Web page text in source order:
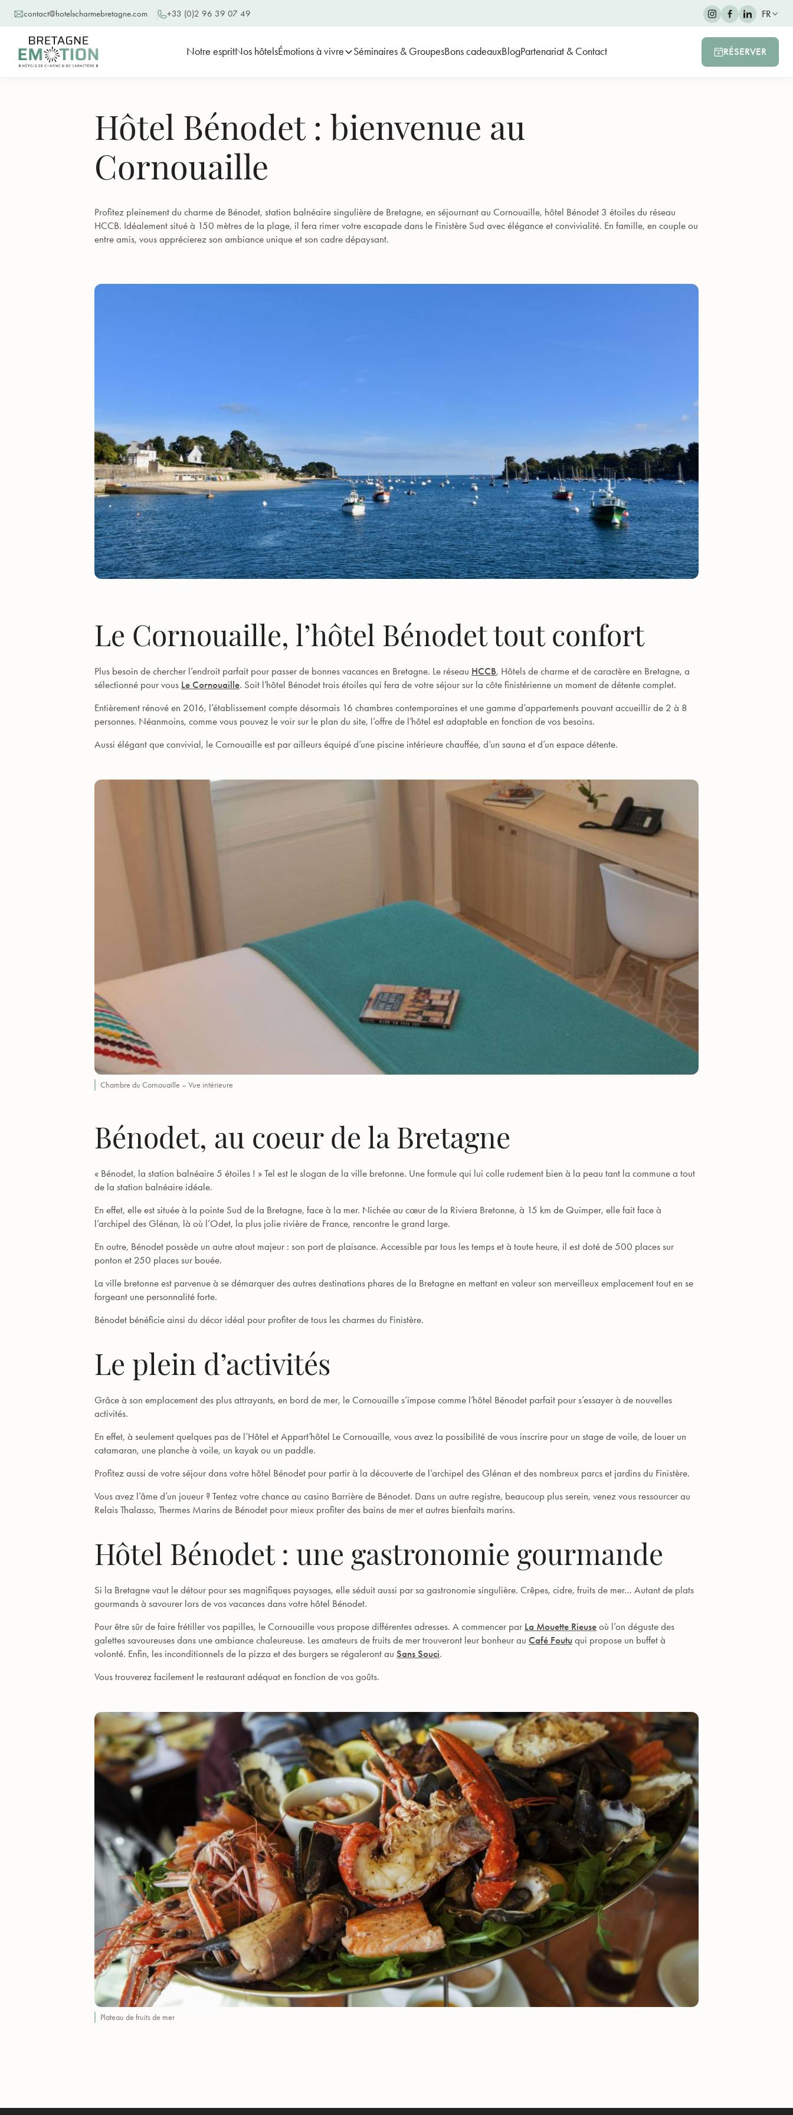
contact@hotelscharmebretagne.com +33 (0)2 96 39 07 49 FR
Notre espritNos hôtelsÉmotions à vivre Séminaires & GroupesBons cadeauxBlogPartenariat & Contact RÉSERVER
Hôtel Bénodet : bienvenue au
Cornouaille
Profitez pleinement du charme de Bénodet, station balnéaire singulière de Bretagne, en séjournant au Cornouaille, hôtel Bénodet 3 étoiles du réseau
HCCB. Idéalement situé à 150 mètres de la plage, il fera rimer votre escapade dans le Finistère Sud avec élégance et convivialité. En famille, en couple ou
entre amis, vous apprécierez son ambiance unique et son cadre dépaysant.
Le Cornouaille, l’hôtel Bénodet tout confort
Plus besoin de chercher l’endroit parfait pour passer de bonnes vacances en Bretagne. Le réseau HCCB, Hôtels de charme et de caractère en Bretagne, a
sélectionné pour vous Le Cornouaille. Soit l’hôtel Bénodet trois étoiles qui fera de votre séjour sur la côte finistérienne un moment de détente complet.
Entièrement rénové en 2016, l’établissement compte désormais 16 chambres contemporaines et une gamme d’appartements pouvant accueillir de 2 à 8
personnes. Néanmoins, comme vous pouvez le voir sur le plan du site, l’offre de l’hôtel est adaptable en fonction de vos besoins.
Aussi élégant que convivial, le Cornouaille est par ailleurs équipé d’une piscine intérieure chauffée, d’un sauna et d’un espace détente.
Chambre du Cornouaille – Vue intérieure
Bénodet, au coeur de la Bretagne
« Bénodet, la station balnéaire 5 étoiles ! » Tel est le slogan de la ville bretonne. Une formule qui lui colle rudement bien à la peau tant la commune a tout
de la station balnéaire idéale.
En effet, elle est située à la pointe Sud de la Bretagne, face à la mer. Nichée au cœur de la Riviera Bretonne, à 15 km de Quimper, elle fait face à
l’archipel des Glénan, là où l’Odet, la plus jolie rivière de France, rencontre le grand large.
En outre, Bénodet possède un autre atout majeur : son port de plaisance. Accessible par tous les temps et à toute heure, il est doté de 500 places sur
ponton et 250 places sur bouée.
La ville bretonne est parvenue à se démarquer des autres destinations phares de la Bretagne en mettant en valeur son merveilleux emplacement tout en se
forgeant une personnalité forte.
Bénodet bénéficie ainsi du décor idéal pour profiter de tous les charmes du Finistère.
Le plein d’activités
Grâce à son emplacement des plus attrayants, en bord de mer, le Cornouaille s’impose comme l’hôtel Bénodet parfait pour s’essayer à de nouvelles
activités.
En effet, à seulement quelques pas de l’Hôtel et Appart’hôtel Le Cornouaille, vous avez la possibilité de vous inscrire pour un stage de voile, de louer un
catamaran, une planche à voile, un kayak ou un paddle.
Profitez aussi de votre séjour dans votre hôtel Bénodet pour partir à la découverte de l’archipel des Glénan et des nombreux parcs et jardins du Finistère.
Vous avez l’âme d’un joueur ? Tentez votre chance au casino Barrière de Bénodet. Dans un autre registre, beaucoup plus serein, venez vous ressourcer au
Relais Thalasso, Thermes Marins de Bénodet pour mieux profiter des bains de mer et autres bienfaits marins.
Hôtel Bénodet : une gastronomie gourmande
Si la Bretagne vaut le détour pour ses magnifiques paysages, elle séduit aussi par sa gastronomie singulière. Crêpes, cidre, fruits de mer… Autant de plats
gourmands à savourer lors de vos vacances dans votre hôtel Bénodet.
Pour être sûr de faire frétiller vos papilles, le Cornouaille vous propose différentes adresses. A commencer par La Mouette Rieuse où l’on déguste des
galettes savoureuses dans une ambiance chaleureuse. Les amateurs de fruits de mer trouveront leur bonheur au Café Foutu qui propose un buffet à
volonté. Enfin, les inconditionnels de la pizza et des burgers se régaleront au Sans Souci.
Vous trouverez facilement le restaurant adéquat en fonction de vos goûts.
Plateau de fruits de mer